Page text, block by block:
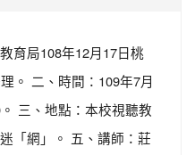
育局108年12月17日桃
。 二、時間：109年7月
三、地點：本校視聽教
「網」。 五、講師：莊